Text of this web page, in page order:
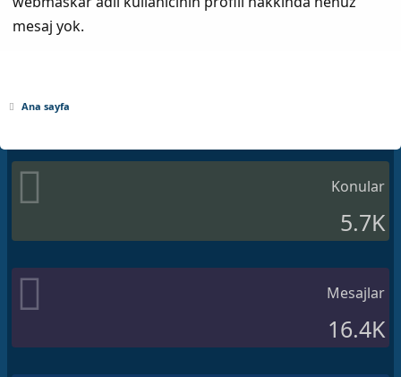
mesaj yok.
Ana sayfa
Konular
5.7K
Mesajlar
16.4K